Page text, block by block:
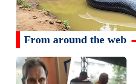
From around the web